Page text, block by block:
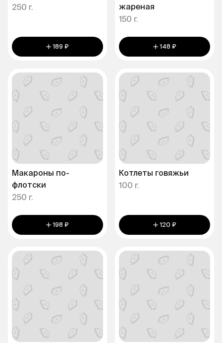
250 г.
189 ₽
жареная
150 г.
148 ₽
Макароны по-
флотски
250 г.
198 ₽
Котлеты говяжьи
100 г.
120 ₽